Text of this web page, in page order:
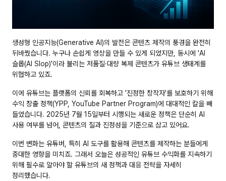
생성형 인공지능(Generative AI)의 발전은 콘텐츠 제작의 풍경을 완전히
뒤바꿨습니다. 누구나 손쉽게 영상을 만들 수 있게 되었지만, 동시에 'AI
슬롭(AI Slop)'이라 불리는 저품질·대량 복제 콘텐츠가 유튜브 생태계를
위협하고 있죠.
수익 창출 정책(YPP, YouTube Partner Program)에 대대적인 칼을 빼
들었습니다. 2025년 7월 15일부터 시행되는 새로운 정책은 단순히 AI
사용 여부를 넘어, 콘텐츠의 질과 진정성을 기준으로 삼고 있어요.
이번 변화는 유튜버, 특히 AI 도구를 활용해 콘텐츠를 제작하는 분들에게
중대한 영향을 미치죠. 그래서 오늘은 성공적인 유튜브 수익화를 지속하기
위해 필수로 알아야 할 유튜브의 새 정책과 대응 전략을 자세히
정리했습니다.